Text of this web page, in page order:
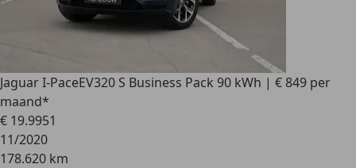
Jaguar I-PaceEV320 S Business Pack 90 kWh | € 849 per
maand*
€ 19.9951
11/2020
178.620 km